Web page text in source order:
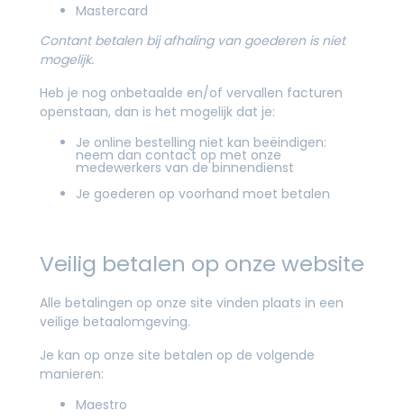
Mastercard
Contant betalen bij afhaling van goederen is niet
mogelijk.
Heb je nog onbetaalde en/of vervallen facturen
openstaan, dan is het mogelijk dat je:
Je online bestelling niet kan beëindigen:
neem dan contact op met onze
medewerkers van de binnendienst
Je goederen op voorhand moet betalen
Veilig betalen op onze website
Alle betalingen op onze site vinden plaats in een
veilige betaalomgeving.
Je kan op onze site betalen op de volgende
manieren:
Maestro